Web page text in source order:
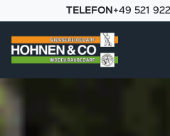
TELEFON+49 521